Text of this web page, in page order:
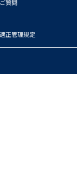
質問
正管理規定